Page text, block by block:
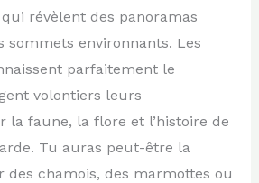
révèlent des panoramas
sommets environnants. Les
parfaitement le
volontiers leurs
la faune, la flore et l’histoire de
Tu auras peut-être la
des chamois, des marmottes ou